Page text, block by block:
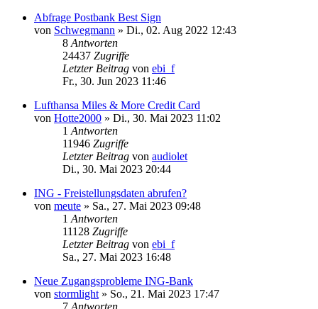
Abfrage Postbank Best Sign
von Schwegmann » Di., 02. Aug 2022 12:43
8 Antworten
24437 Zugriffe
Letzter Beitrag von ebi_f
Fr., 30. Jun 2023 11:46
Lufthansa Miles & More Credit Card
von Hotte2000 » Di., 30. Mai 2023 11:02
1 Antworten
11946 Zugriffe
Letzter Beitrag von audiolet
Di., 30. Mai 2023 20:44
ING - Freistellungsdaten abrufen?
von meute » Sa., 27. Mai 2023 09:48
1 Antworten
11128 Zugriffe
Letzter Beitrag von ebi_f
Sa., 27. Mai 2023 16:48
Neue Zugangsprobleme ING-Bank
von stormlight » So., 21. Mai 2023 17:47
7 Antworten